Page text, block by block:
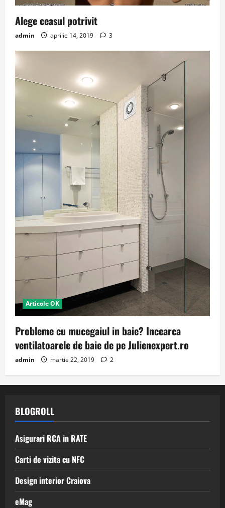
Alege ceasul potrivit
admin aprilie 14, 2019 3
Articole OK
Probleme cu mucegaiul in baie? Incearca
ventilatoarele de baie de pe Julienexpert.ro
admin martie 22, 2019 2
BLOGROLL
Asigurari RCA in RATE
Carti de vizita cu NFC
Design interior Craiova
eMag